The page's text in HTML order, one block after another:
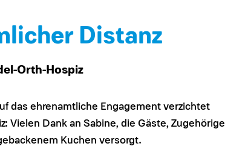
Distanz
Orth-Hospiz
das ehrenamtliche Engagement verzichtet
Vielen Dank an Sabine, die Gäste, Zugehörige
Kuchen versorgt.